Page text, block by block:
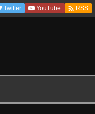
Twitter YouTube  RSS